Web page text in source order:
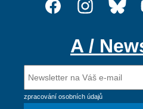
A /
zpracování osobních údajů